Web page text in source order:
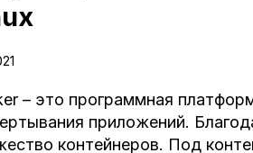
– это программная
приложений.
контейнеров. Под